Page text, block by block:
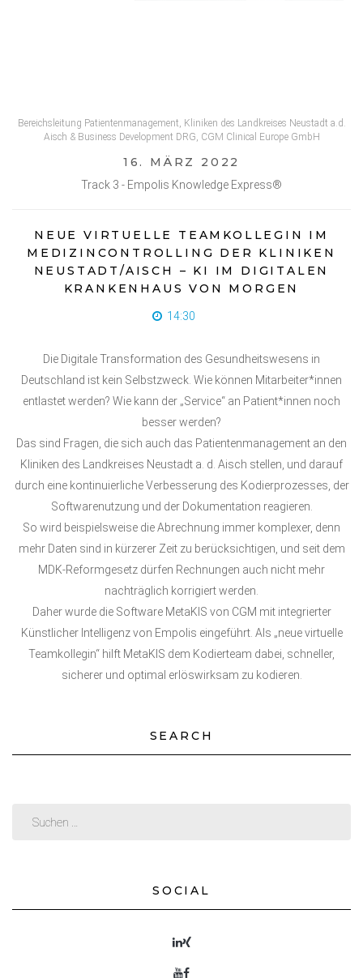
Bereichsleitung Patientenmanagement, Kliniken des Landkreises Neustadt a.d.
Aisch & Business Development DRG, CGM Clinical Europe GmbH
16. MÄRZ 2022
Track 3 - Empolis Knowledge Express®
NEUE VIRTUELLE TEAMKOLLEGIN IM
MEDIZINCONTROLLING DER KLINIKEN
NEUSTADT/AISCH – KI IM DIGITALEN
KRANKENHAUS VON MORGEN
14:30
Die Digitale Transformation des Gesundheitswesens in
Deutschland ist kein Selbstzweck. Wie können Mitarbeiter*innen
entlastet werden? Wie kann der „Service“ an Patient*innen noch
besser werden?
Das sind Fragen, die sich auch das Patientenmanagement an den
Kliniken des Landkreises Neustadt a. d. Aisch stellen, und darauf
durch eine kontinuierliche Verbesserung des Kodierprozesses, der
Softwarenutzung und der Dokumentation reagieren.
So wird beispielsweise die Abrechnung immer komplexer, denn
mehr Daten sind in kürzerer Zeit zu berücksichtigen, und seit dem
MDK-Reformgesetz dürfen Rechnungen auch nicht mehr
nachträglich korrigiert werden.
Daher wurde die Software MetaKIS von CGM mit integrierter
Künstlicher Intelligenz von Empolis eingeführt. Als „neue virtuelle
Teamkollegin“ hilft MetaKIS dem Kodierteam dabei, schneller,
sicherer und optimal erlöswirksam zu kodieren.
SEARCH
SOCIAL